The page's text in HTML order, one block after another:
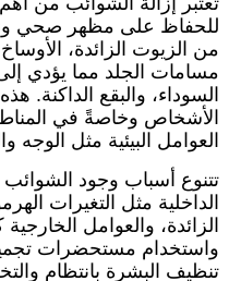
للحفاظ على مظهر صحي
من الزيوت الزائدة،
مسامات الجلد مما يؤدي
السوداء، والبقع الداكنة.
الأشخاص وخاصةً في
العوامل البيئية مثل الوجه
تتنوع أسباب وجود
الداخلية مثل التغيرات
الزائدة، والعوامل الخارجية
واستخدام مستحضرات
تنظيف البشرة بانتظام